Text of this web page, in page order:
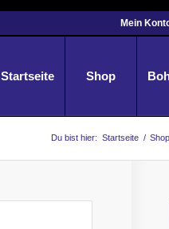
Mein
Startseite Shop
Du bist hier: Startseite / Shop